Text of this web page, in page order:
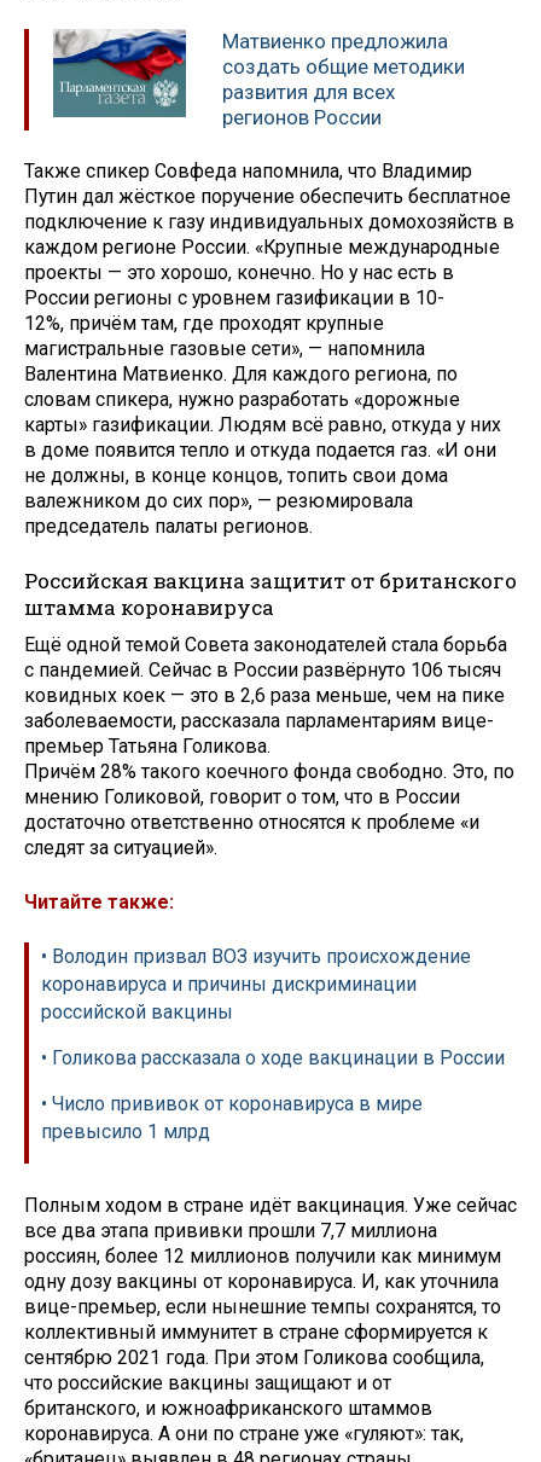
Матвиенко предложила
создать общие методики
развития для всех
регионов России
Также спикер Совфеда напомнила, что Владимир
Путин дал жёсткое поручение обеспечить бесплатное
подключение к газу индивидуальных домохозяйств в
каждом регионе России. «Крупные международные
проекты — это хорошо, конечно. Но у нас есть в
России регионы с уровнем газификации в 10-
12%, причём там, где проходят крупные
магистральные газовые сети», — напомнила
Валентина Матвиенко. Для каждого региона, по
словам спикера, нужно разработать «дорожные
карты» газификации. Людям всё равно, откуда у них
в доме появится тепло и откуда подается газ. «И они
не должны, в конце концов, топить свои дома
валежником до сих пор», — резюмировала
председатель палаты регионов.
Российская вакцина защитит от британского
штамма коронавируса
Ещё одной темой Совета законодателей стала борьба
с пандемией. Сейчас в России развёрнуто 106 тысяч
ковидных коек — это в 2,6 раза меньше, чем на пике
заболеваемости, рассказала парламентариям вице-
премьер Татьяна Голикова.
Причём 28% такого коечного фонда свободно. Это, по
мнению Голиковой, говорит о том, что в России
достаточно ответственно относятся к проблеме «и
следят за ситуацией».
Читайте также:
• Володин призвал ВОЗ изучить происхождение
коронавируса и причины дискриминации
российской вакцины
• Голикова рассказала о ходе вакцинации в России
• Число прививок от коронавируса в мире
превысило 1 млрд
Полным ходом в стране идёт вакцинация. Уже сейчас
все два этапа прививки прошли 7,7 миллиона
россиян, более 12 миллионов получили как минимум
одну дозу вакцины от коронавируса. И, как уточнила
вице-премьер, если нынешние темпы сохранятся, то
коллективный иммунитет в стране сформируется к
сентябрю 2021 года. При этом Голикова сообщила,
что российские вакцины защищают и от
британского, и южноафриканского штаммов
коронавируса. А они по стране уже «гуляют»: так,